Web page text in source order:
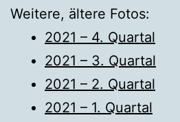
Weitere, ältere Fotos:
2021 – 4. Quartal
2021 – 3. Quartal
2021 – 2. Quartal
2021 – 1. Quartal